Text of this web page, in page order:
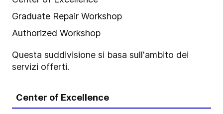
Graduate Repair Workshop
Authorized Workshop
Questa suddivisione si basa sull'ambito dei
servizi offerti.
Center of Excellence